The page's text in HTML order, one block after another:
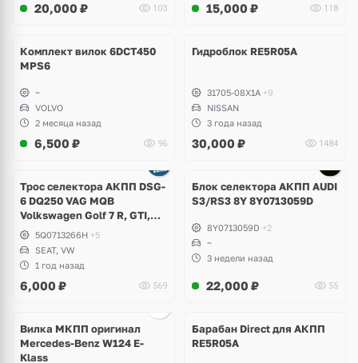
20,000 ₽ 103 15,000 ₽ 118
Комплект вилок 6DCT450
MPS6
~
VOLVO
2 месяца назад
6,500 ₽ 96
Гидроблок RE5R05A
31705-08X1A +9
NISSAN
3 года назад
30,000 ₽ 1484
Tрос селектора АКПП DSG-
6 DQ250 VAG MQB
Volkswagen Golf 7 R, GTI,
Alltrack, Seat Leon Сupra
5Q0713266H +5
SEAT, VW
1 год назад
6,000 ₽ 569
Блок селектора АКПП AUDI
S3/RS3 8Y 8Y0713059D
8Y0713059D +2
~
3 недели назад
22,000 ₽ 55
Вилка МКПП оригинал
Mercedes-Benz W124 E-
Klass
Барабан Direct для АКПП
RE5R05A